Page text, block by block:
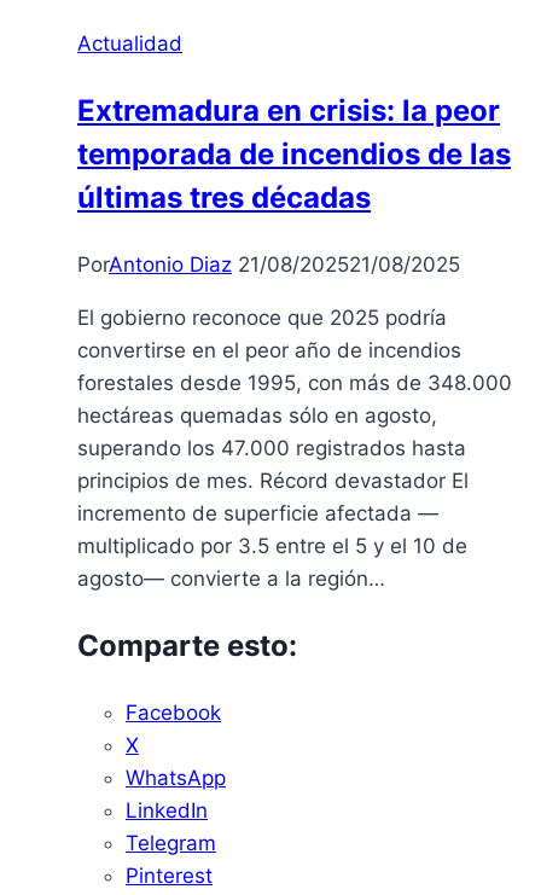
Candelas
Santa
Marina
Actualidad
Extremadura en crisis: la peor
temporada de incendios de las
últimas tres décadas
PorAntonio Diaz 21/08/202521/08/2025
El gobierno reconoce que 2025 podría
convertirse en el peor año de incendios
forestales desde 1995, con más de 348.000
hectáreas quemadas sólo en agosto,
superando los 47.000 registrados hasta
principios de mes. Récord devastador El
incremento de superficie afectada —
multiplicado por 3.5 entre el 5 y el 10 de
agosto— convierte a la región…
Comparte esto:
Facebook
X
WhatsApp
LinkedIn
Telegram
Pinterest